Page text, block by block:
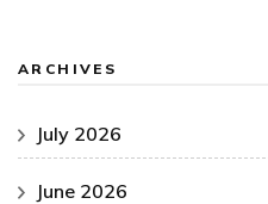
ARCHIVES
July 2026
June 2026